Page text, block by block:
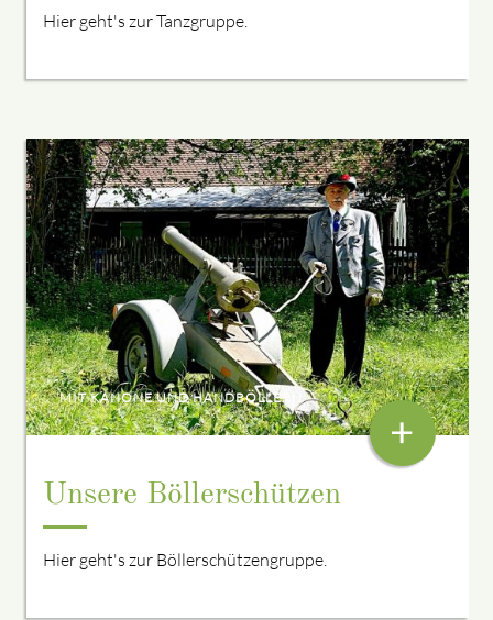
Hier geht's zur Tanzgruppe.
MIT KANONE UND HANDBÖLLERN
Unsere Böllerschützen
Hier geht's zur Böllerschützengruppe.
+